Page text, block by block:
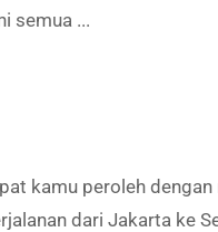
semua ...
kamu peroleh
dari Jakarta ke